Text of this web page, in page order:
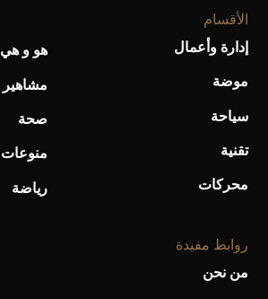
الأقسام
إدارة وأعمال
موضة
سياحة
تقنية
محركات
هو و هي
مشاهير
صحة
منوعات
رياضة
روابط مفيدة
من نحن